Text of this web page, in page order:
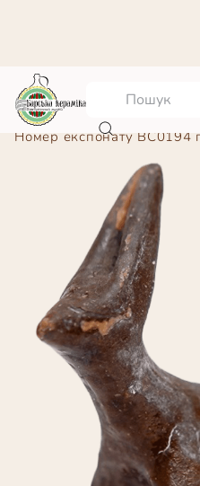
Іграшка
Номер експонату BC0194